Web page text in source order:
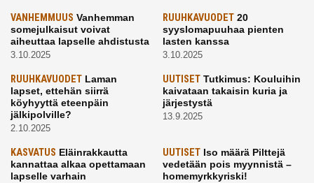
VANHEMMUUS Vanhemman
somejulkaisut voivat
aiheuttaa lapselle ahdistusta
3.10.2025
RUUHKAVUODET20
syyslomapuuhaa pienten
lasten kanssa
3.10.2025
RUUHKAVUODET Laman
lapset, ettehän siirrä
köyhyyttä eteenpäin
jälkipolville?
2.10.2025
UUTISETTutkimus: Kouluihin
kaivataan takaisin kuria ja
järjestystä
13.9.2025
KASVATUS Eläinrakkautta
kannattaa alkaa opettamaan
lapselle varhain
UUTISETIso määrä Pilttejä
vedetään pois myynnistä –
homemyrkkyriski!